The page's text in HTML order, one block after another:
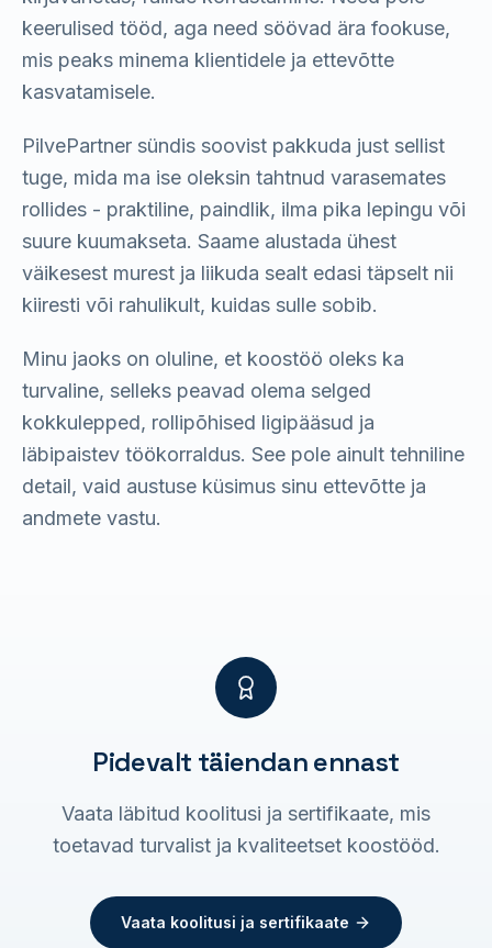
keerulised tööd, aga need söövad ära fookuse,
mis peaks minema klientidele ja ettevõtte
kasvatamisele.
PilvePartner sündis soovist pakkuda just sellist
tuge, mida ma ise oleksin tahtnud varasemates
rollides - praktiline, paindlik, ilma pika lepingu või
suure kuumakseta. Saame alustada ühest
väikesest murest ja liikuda sealt edasi täpselt nii
kiiresti või rahulikult, kuidas sulle sobib.
Minu jaoks on oluline, et koostöö oleks ka
turvaline, selleks peavad olema selged
kokkulepped, rollipõhised ligipääsud ja
läbipaistev töökorraldus. See pole ainult tehniline
detail, vaid austuse küsimus sinu ettevõtte ja
andmete vastu.
Pidevalt täiendan ennast
Vaata läbitud koolitusi ja sertifikaate, mis
toetavad turvalist ja kvaliteetset koostööd.
Vaata koolitusi ja sertifikaate